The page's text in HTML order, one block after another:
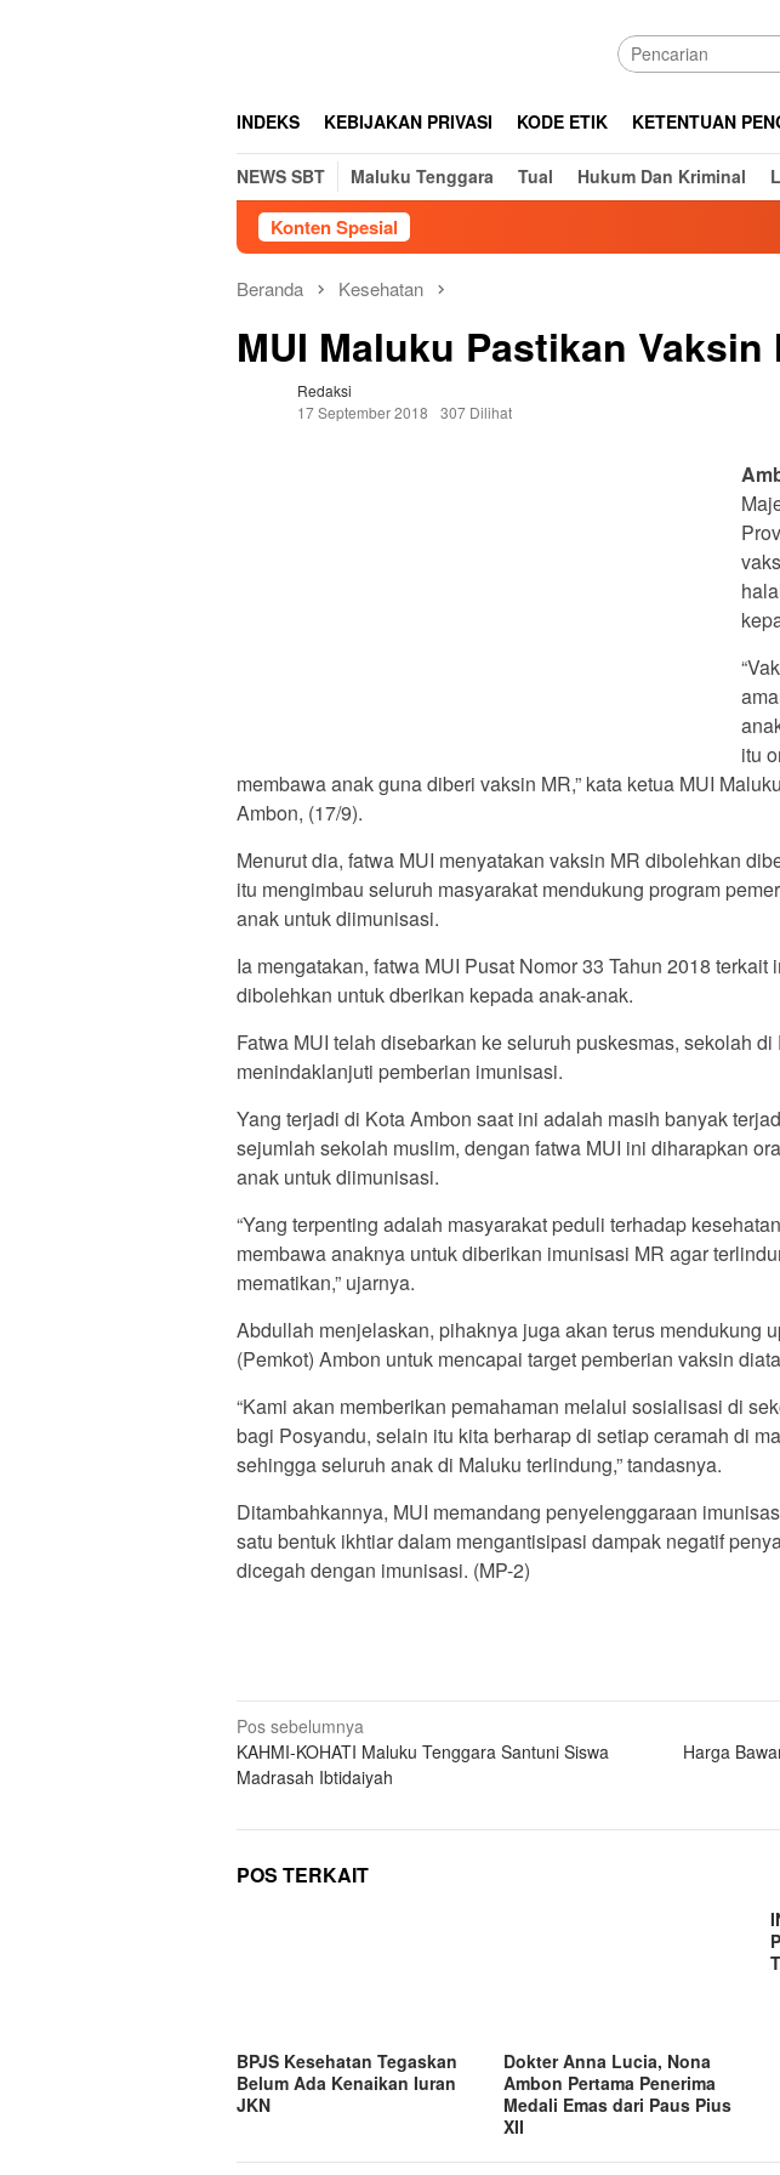
INDEKS KEBIJAKAN PRIVASI KODE ETIK KETENTUAN
NEWS SBT Maluku Tenggara Tual Hukum Dan Kriminal
Konten Spesial
Beranda Kesehatan
MUI Maluku Pastikan Vaksin
Redaksi
17 September 2018
307 Dilihat
itu
membawa anak guna diberi vaksin MR,” kata ketua MUI
Ambon, (17/9).
Menurut dia, fatwa MUI menyatakan vaksin MR dibolehkan
itu mengimbau seluruh masyarakat mendukung program
anak untuk diimunisasi.
Ia mengatakan, fatwa MUI Pusat Nomor 33 Tahun 2018 terkait
dibolehkan untuk dberikan kepada anak-anak.
Fatwa MUI telah disebarkan ke seluruh puskesmas, sekolah
menindaklanjuti pemberian imunisasi.
Yang terjadi di Kota Ambon saat ini adalah masih banyak
sejumlah sekolah muslim, dengan fatwa MUI ini diharapkan
anak untuk diimunisasi.
“Yang terpenting adalah masyarakat peduli terhadap
membawa anaknya untuk diberikan imunisasi MR agar
mematikan,” ujarnya.
Abdullah menjelaskan, pihaknya juga akan terus mendukung
(Pemkot) Ambon untuk mencapai target pemberian vaksin
“Kami akan memberikan pemahaman melalui sosialisasi di
bagi Posyandu, selain itu kita berharap di setiap ceramah di
sehingga seluruh anak di Maluku terlindung,” tandasnya.
Ditambahkannya, MUI memandang penyelenggaraan
satu bentuk ikhtiar dalam mengantisipasi dampak negatif
dicegah dengan imunisasi. (MP-2)
Navigasi
pos
Pos sebelumnya
KAHMI-KOHATI Maluku Tenggara Santuni Siswa
Madrasah Ibtidaiyah
Harga
POS TERKAIT
BPJS Kesehatan Tegaskan
Belum Ada Kenaikan Iuran
JKN
Dokter Anna Lucia, Nona
Ambon Pertama Penerima
Medali Emas dari Paus Pius
XII